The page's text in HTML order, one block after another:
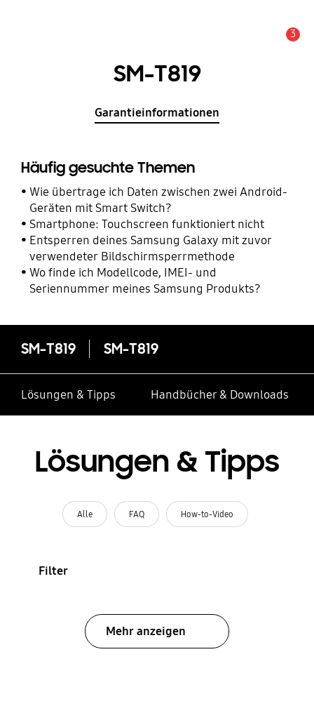
3
SM-T819
Garantieinformationen
Häufig gesuchte Themen
Wie übertrage ich Daten zwischen zwei Android-
Geräten mit Smart Switch?
Smartphone: Touchscreen funktioniert nicht
Entsperren deines Samsung Galaxy mit zuvor
verwendeter Bildschirmsperrmethode
Wo finde ich Modellcode, IMEI- und
Seriennummer meines Samsung Produkts?
SM-T819 SM-T819
Lösungen & Tipps Handbücher & Downloads
Lösungen & Tipps
Alle FAQ How-to-Video
Filter
Mehr anzeigen